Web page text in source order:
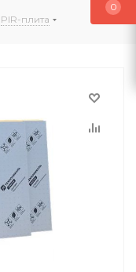
PIR-плита
0